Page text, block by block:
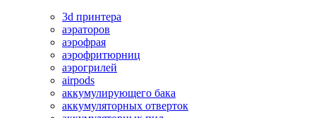
3d принтера
аэраторов
аэрофрая
аэрофритюрниц
аэрогрилей
airpods
аккумулирующего бака
аккумуляторных отверток